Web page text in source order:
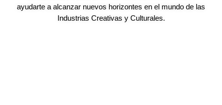
ayudarte a alcanzar nuevos horizontes en el mundo de las
Industrias Creativas y Culturales.